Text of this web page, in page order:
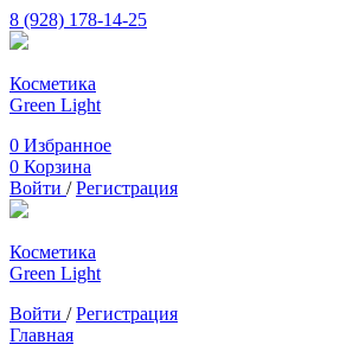
8 (928) 178-14-25
Косметика
Green Light
0 Избранное
0 Корзина
Войти / Регистрация
Косметика
Green Light
Войти / Регистрация
Главная